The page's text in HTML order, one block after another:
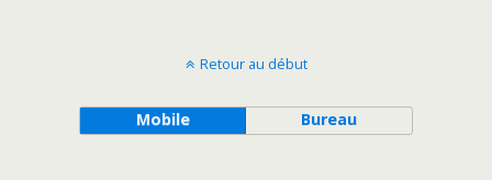
Retour au début
Mobile Bureau